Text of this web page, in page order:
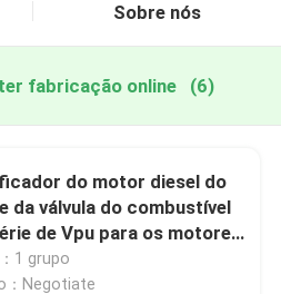
Sobre nós
fabricação online (6)
do motor diesel do
da válvula do combustível
de Vpu para os motores
principais e auxiliares
1 grupo
：Negotiate